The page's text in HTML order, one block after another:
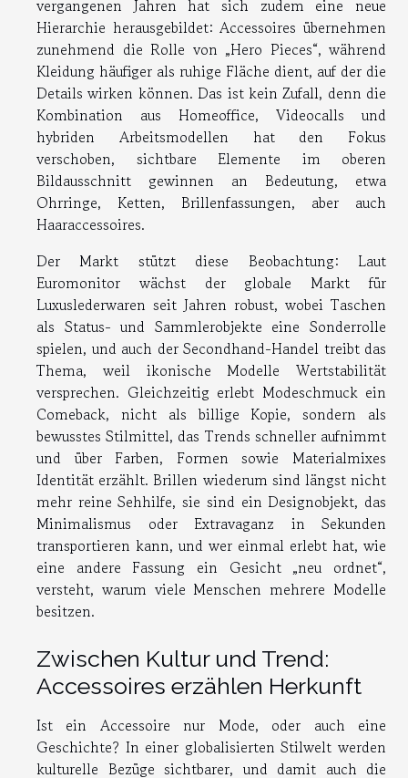
vergangenen Jahren hat sich zudem eine neue
Hierarchie herausgebildet: Accessoires übernehmen
zunehmend die Rolle von „Hero Pieces“, während
Kleidung häufiger als ruhige Fläche dient, auf der die
Details wirken können. Das ist kein Zufall, denn die
Kombination aus Homeoffice, Videocalls und
hybriden Arbeitsmodellen hat den Fokus
verschoben, sichtbare Elemente im oberen
Bildausschnitt gewinnen an Bedeutung, etwa
Ohrringe, Ketten, Brillenfassungen, aber auch
Haaraccessoires.
Der Markt stützt diese Beobachtung: Laut
Euromonitor wächst der globale Markt für
Luxuslederwaren seit Jahren robust, wobei Taschen
als Status- und Sammlerobjekte eine Sonderrolle
spielen, und auch der Secondhand-Handel treibt das
Thema, weil ikonische Modelle Wertstabilität
versprechen. Gleichzeitig erlebt Modeschmuck ein
Comeback, nicht als billige Kopie, sondern als
bewusstes Stilmittel, das Trends schneller aufnimmt
und über Farben, Formen sowie Materialmixes
Identität erzählt. Brillen wiederum sind längst nicht
mehr reine Sehhilfe, sie sind ein Designobjekt, das
Minimalismus oder Extravaganz in Sekunden
transportieren kann, und wer einmal erlebt hat, wie
eine andere Fassung ein Gesicht „neu ordnet“,
versteht, warum viele Menschen mehrere Modelle
besitzen.
Zwischen Kultur und Trend:
Accessoires erzählen Herkunft
Ist ein Accessoire nur Mode, oder auch eine
Geschichte? In einer globalisierten Stilwelt werden
kulturelle Bezüge sichtbarer, und damit auch die